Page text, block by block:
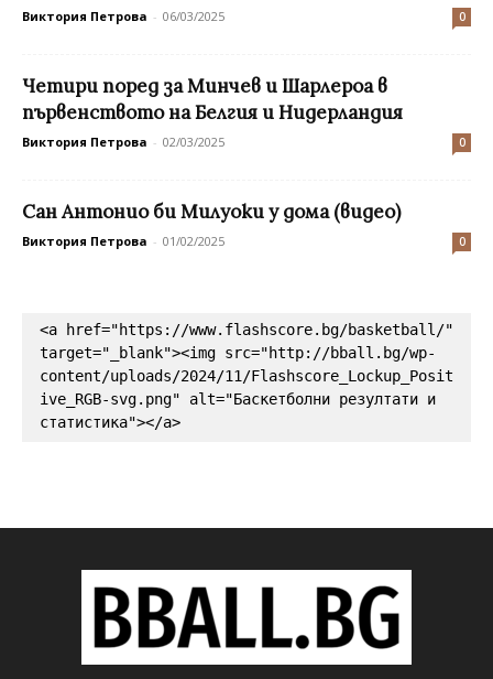
Виктория Петрова - 06/03/2025 0
Четири поред за Минчев и Шарлероа в
първенството на Белгия и Нидерландия
Виктория Петрова - 02/03/2025 0
Сан Антонио би Милуоки у дома (видео)
Виктория Петрова - 01/02/2025 0
<a href="https://www.flashscore.bg/basketball/"
target="_blank"><img src="http://bball.bg/wp-
content/uploads/2024/11/Flashscore_Lockup_Posit
ive_RGB-svg.png" alt="Баскетболни резултати и
статистика"></a>